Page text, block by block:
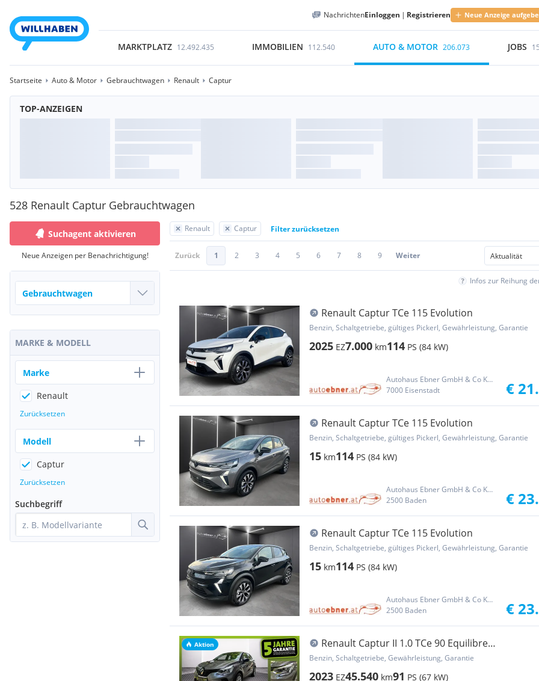
NachrichtenEinloggen | Registrieren Neue Anzeige
MARKTPLATZ 12.492.435 IMMOBILIEN 112.540 AUTO & MOTOR 206.073 JOBS
Startseite Auto & Motor Gebrauchtwagen Renault Captur
TOP-ANZEIGEN
528 Renault Captur Gebrauchtwagen
Renault Captur Filter zurücksetzen
Zurück 1 2 3 4 5 6 7 8 9 Weiter
Infos zur Reihung
Renault Captur TCe 115 Evolution
Benzin, Schaltgetriebe, gültiges Pickerl, Gewährleistung, Garantie
2025 EZ7.000 km114 PS (84 kW)
Autohaus Ebner GmbH & Co KG Group
7000 Eisenstadt
€
Renault Captur TCe 115 Evolution
Benzin, Schaltgetriebe, gültiges Pickerl, Gewährleistung, Garantie
15 km114 PS (84 kW)
Autohaus Ebner GmbH & Co KG Group
2500 Baden
€
Renault Captur TCe 115 Evolution
Benzin, Schaltgetriebe, gültiges Pickerl, Gewährleistung, Garantie
15 km114 PS (84 kW)
Autohaus Ebner GmbH & Co KG Group
2500 Baden
€
Aktion
Renault Captur II 1.0 TCe 90 Equilibre
LED+SpurW+SpurH
Benzin, Schaltgetriebe, Gewährleistung, Garantie
2023 EZ45.540 km91 PS (67 kW)
Suchagent aktivieren
Neue Anzeigen per Benachrichtigung!
MARKE & MODELL
Marke
Renault
Zurücksetzen
Modell
Captur
Zurücksetzen
Suchbegriff